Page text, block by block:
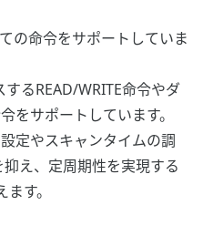
の命令をサポートしていま
るREAD/WRITE命令やダ
をサポートしています。
定やスキャンタイムの調
え、定周期性を実現する
す。